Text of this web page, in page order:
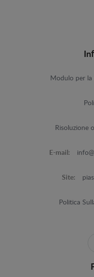
Modulo per
Risoluzione
E-mail:
Site:
Politica